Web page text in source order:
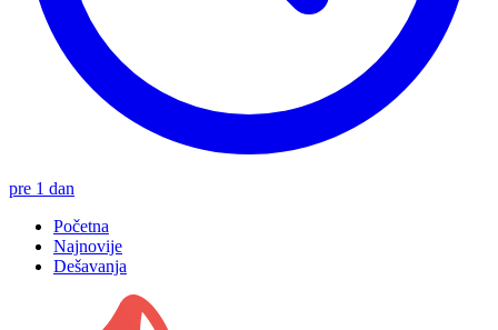
pre 1 dan
Početna
Najnovije
Dešavanja